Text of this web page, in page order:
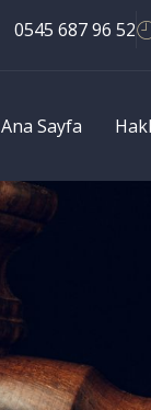
0545 687 96 52
Ana Sayfa